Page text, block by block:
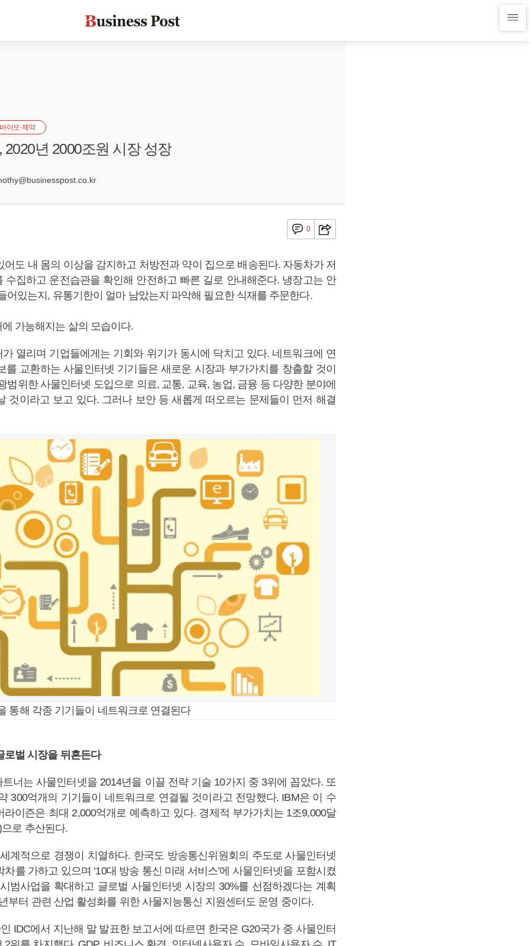
바이오·제약
년 2000조원 시장 성장
0
어도 내 몸의 이상을 감지하고 처방전과 약이 집으로 배송된다. 자동차가 저
수집하고 운전습관을 확인해 안전하고 빠른 길로 안내해준다. 냉장고는 안
어있는지, 유통기한이 얼마 남았는지 파악해 필요한 식재를 주문한다.
가능해지는 삶의 모습이다.
열리며 기업들에게는 기회와 위기가 동시에 닥치고 있다. 네트워크에 연
를 교환하는 사물인터넷 기기들은 새로운 시장과 부가가치를 창출할 것이
범위한 사물인터넷 도입으로 의료, 교통, 교육, 농업, 금융 등 다양한 분야에
것이라고 보고 있다. 그러나 보안 등 새롭게 떠오르는 문제들이 먼저 해결
통해 각종 기기들이 네트워크로 연결된다
벌 시장을 뒤흔든다
너는 사물인터넷을 2014년을 이끌 전략 기술 10가지 중 3위에 꼽았다. 또
300억개의 기기들이 네트워크로 연결될 것이라고 전망했다. IBM은 이 수
라이즌은 최대 2,000억개로 예측하고 있다. 경제적 부가가치는 1조9,000달
로 추산된다.
계적으로 경쟁이 치열하다. 한국도 방송통신위원회의 주도로 사물인터넷
를 가하고 있으며 ‘10대 방송 통신 미래 서비스’에 사물인터넷을 포함시켰
범사업을 확대하고 글로벌 사물인터넷 시장의 30%를 선점하겠다는 계획
부터 관련 산업 활성화를 위한 사물지능통신 지원센터도 운영 중이다.
IDC에서 지난해 말 발표한 보고서에 따르면 한국은 G20국가 중 사물인터